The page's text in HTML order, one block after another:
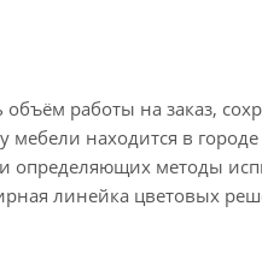
работы на заказ,
мебели находится в
определяющих методы
линейка цветовых